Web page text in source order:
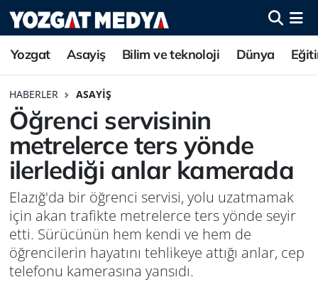
Yozgat Asayiş Bilim ve teknoloji Dünya
HABERLER ASAYIŞ
Öğrenci servisinin
metrelerce ters yönde
ilerlediği anlar kamerada
Elazığ'da bir öğrenci servisi, yolu uzatmamak
için akan trafikte metrelerce ters yönde seyir
etti. Sürücünün hem kendi ve hem de
öğrencilerin hayatını tehlikeye attığı anlar, cep
telefonu kamerasına yansıdı.